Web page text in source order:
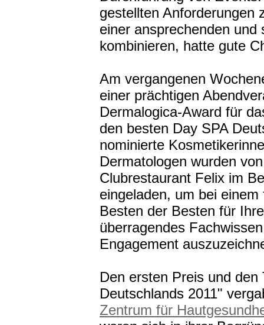
gestellten Anforderungen
einer ansprechenden und
kombinieren, hatte gute
Am vergangenen
einer prächtigen
Dermalogica-Award für
den besten Day SPA
nominierte
Dermatologen wurden
Clubrestaurant Felix im
eingeladen, um bei
Besten der Besten für
überragendes
Engagement
Den ersten Preis und
Deutschlands 2011"
Zentrum für